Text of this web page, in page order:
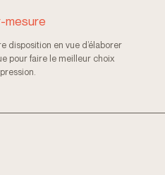
mesure
disposition en vue d’élaborer
pour faire le meilleur choix